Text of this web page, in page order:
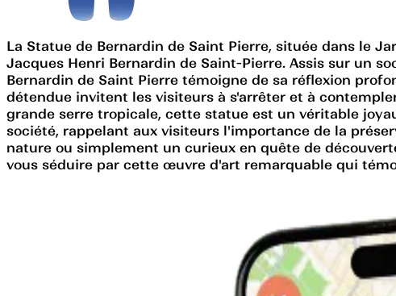
La Statue de Bernardin de Saint Pierre, située dans le
Jacques Henri Bernardin de Saint-Pierre. Assis sur un
Bernardin de Saint Pierre témoigne de sa réflexion
détendue invitent les visiteurs à s'arrêter et à
grande serre tropicale, cette statue est un véritable
société, rappelant aux visiteurs l'importance de la
nature ou simplement un curieux en quête de
vous séduire par cette œuvre d'art remarquable qui